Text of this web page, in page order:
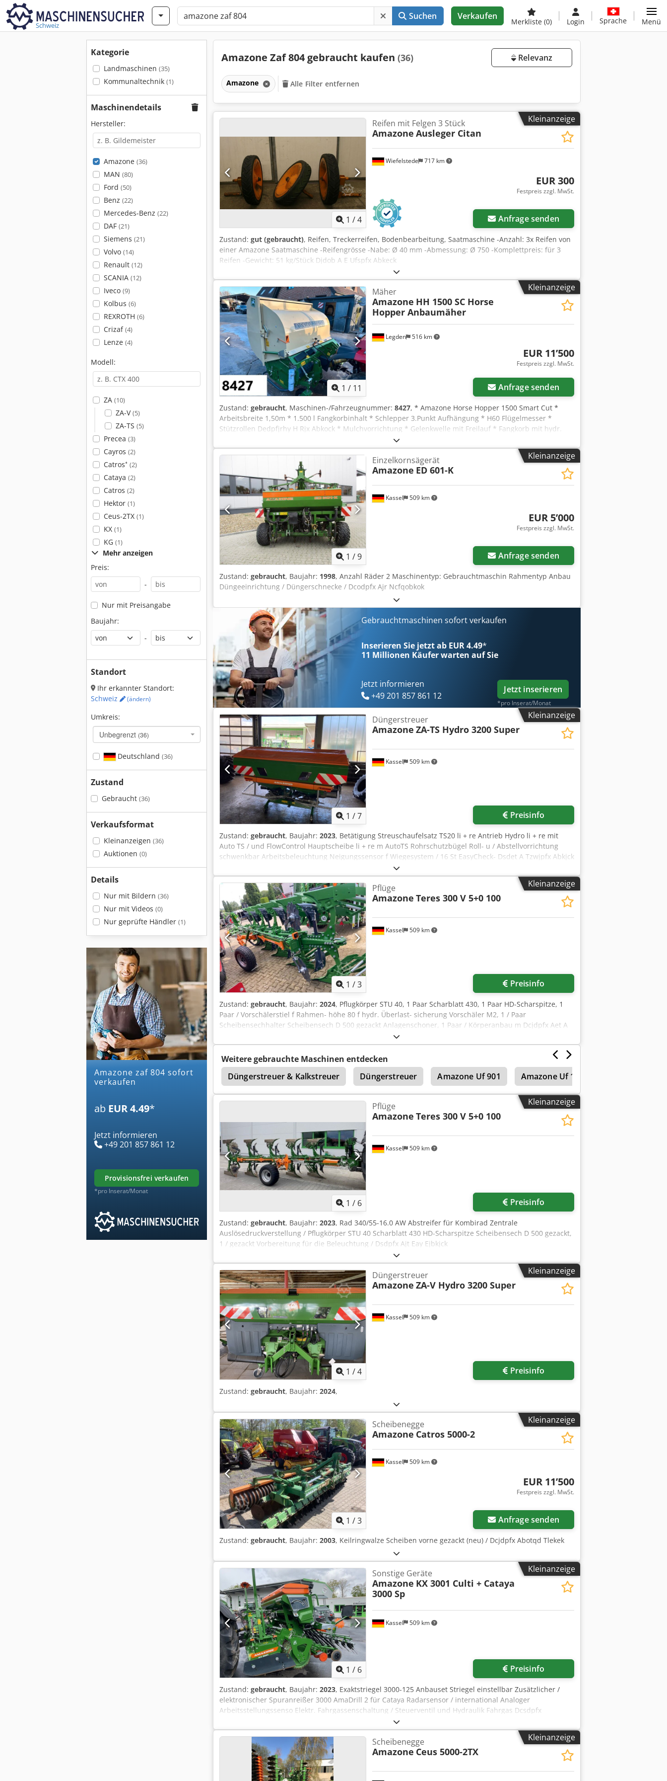
Schweiz
Suchen Verkaufen
Merkliste (0) Login Sprache Menü
Kategorie
Landmaschinen (35)
Kommunaltechnik (1)
Maschinendetails
Hersteller:
Amazone (36)
MAN (80)
Ford (50)
Benz (22)
Mercedes-Benz (22)
DAF (21)
Siemens (21)
Volvo (14)
Renault (12)
SCANIA (12)
Iveco (9)
Kolbus (6)
REXROTH (6)
Crizaf(4)
Lenze (4)
Modell:
ZA (10)
ZA-V(5)
ZA-TS (5)
Precea (3)
Cayros (2)
Catros⁺ (2)
Cataya (2)
Catros (2)
Hektor (1)
Ceus-2TX (1)
KX (1)
KG (1)
Mehr anzeigen
Preis:
-
Nur mit Preisangabe
Baujahr:
-
Standort
Ihr erkannter Standort:
Schweiz
(ändern)
Umkreis:
Unbegrenzt (36)
Deutschland (36)
Zustand
Gebraucht (36)
Verkaufsformat
Kleinanzeigen (36)
Auktionen (0)
Details
Nur mit Bildern (36)
Nur mit Videos (0)
Nur geprüfte Händler (1)
amazone zaf 804 sofort
verkaufen
ab EUR 4.49*
Jetzt informieren
+49 201 857 861 12
provisionsfrei verkaufen
*pro Inserat/Monat
Amazone Zaf 804 gebraucht kaufen (36) Relevanz
Amazone Alle Filter entfernen
Kleinanzeige
1 /4
Wiefelstede 717 km
Reifen mit Felgen 3 Stück
Amazone Ausleger Citan
EUR 300
Festpreis zzgl. MwSt.
Anfrage senden
Zustand: gut (gebraucht), Reifen, Treckerreifen, Bodenbearbeitung, Saatmaschine -Anzahl: 3x Reifen von
einer Amazone Saatmaschine -Reifengrösse -Nabe: Ø 40 mm -Abmessung: Ø 750 -Komplettpreis: für 3
Reifen -Gewicht: 51 kg/Stück Djdob A E Ufspfx Abkeck
Kleinanzeige
1 / 11
Legden 516 km
Mäher
Amazone HH 1500 SC Horse
Hopper Anbaumäher
EUR 11’500
Festpreis zzgl. MwSt.
Anfrage senden
Zustand: gebraucht, Maschinen-/Fahrzeugnummer: 8427, * Amazone Horse Hopper 1500 Smart Cut *
Arbeitsbreite 1,50m * 1.500 l Fangkorbinhalt * Schlepper 3.Punkt Aufhängung * H60 Flügelmesser *
Stützrollen Dedpfjrhy H Rjx Abkock * Mulchvorrichtung * Gelenkwelle mit Freilauf * Fangkorb mit hydr.
Bodenentleerung * Rotationsgeschwindigkeit 2650 U/min. * Füllstandanzeige -----Interne
Fahrzeugnummer: 8427 WhatsApp-Support verfügbar! Bei Fragen zum Fahrzeug oder für weitere Infos
schreiben Sie uns gerne bequem per WhatsApp Whatsapp Whatsapp ----Irrtümer & Zwischenverkauf
Kleinanzeige
1 /9
Kassel 509 km
Einzelkornsägerät
Amazone ED 601-K
EUR 5’000
Festpreis zzgl. MwSt.
Anfrage senden
Zustand: gebraucht, Baujahr: 1998, Anzahl Räder 2 Maschinentyp: Gebrauchtmaschin Rahmentyp Anbau
Düngeeinrichtung / Düngerschnecke / Dcodpfx Ajr Ncfqobkok
Gebrauchtmaschinen sofort verkaufen
Inserieren Sie jetzt ab EUR 4.49*
11 Millionen Käufer warten auf Sie
Jetzt informieren
+49 201 857 861 12
Jetzt inserieren
*pro Inserat/Monat
Kleinanzeige
1 /7
Kassel 509 km
Düngerstreuer
Amazone ZA-TS Hydro 3200 Super
Preisinfo
Zustand: gebraucht, Baujahr: 2023, Betätigung Streuschaufelsatz TS20 li + re Antrieb Hydro li + re mit
Auto TS / und FlowControl Hauptscheibe li + re m AutoTS Rohrschutzbügel Roll- u / Abstellvorrichtung
schwenkbar Arbeitsbeleuchtung Neigungssensor f Wiegesystem / 16 St EasyCheck- Dsdet A Tzwjpfx Abkjck
Kleinanzeige
1 /3
Kassel 509 km
Pflüge
Amazone Teres 300 V 5+0 100
Preisinfo
Zustand: gebraucht, Baujahr: 2024, Pflugkörper STU 40, 1 Paar Scharblatt 430, 1 Paar HD-Scharspitze, 1
Paar / Vorschälerstiel f Rahmen- höhe 80 f hydr. Überlast- sicherung Vorschäler M2, 1 / Paar
Scheibensechhalter Scheibensech D 500 gezackt Anlagenschoner, 1 Paar / Körperanbau m Dcjdpfx Aet A
Weitere gebrauchte Maschinen entdecken
Düngerstreuer & Kalkstreuer
Düngerstreuer Amazone Uf 901 Amazone Uf 1501
Amazone Uf 1501 Amazone Uf 1201
Kleinanzeige
1 / 6
Kassel 509 km
Pflüge
Amazone Teres 300 V 5+0 100
Preisinfo
Zustand: gebraucht, Baujahr: 2023, Rad 340/55-16.0 AW Abstreifer für Kombirad Zentrale
Auslösedruckverstellung / Pflugkörper STU 40 Scharblatt 430 HD-Scharspitze Scheibensech D 500 gezackt,
1 / gezackt Vorbereitung für die Beleuchtung / Dsdpfx Ajt Eay Ejbkjck
Kleinanzeige
1 /4
Kassel 509 km
Düngerstreuer
Amazone ZA-V Hydro 3200 Super
Preisinfo
Zustand: gebraucht, Baujahr: 2024,
Kleinanzeige
1 /3
Kassel 509 km
Scheibenegge
Amazone Catros 5000-2
EUR 11’500
Festpreis zzgl. MwSt.
Anfrage senden
Zustand: gebraucht, Baujahr: 2003, Keilringwalze Scheiben vorne gezackt (neu) / Dcjdpfx Abotqd Tlekek
Kleinanzeige
1 / 6
Kassel 509 km
Sonstige Geräte
Amazone KX 3001 Culti + Cataya
3000 Sp
Preisinfo
Zustand: gebraucht, Baujahr: 2023, Exaktstriegel 3000-125 Anbauset Striegel einstellbar Zusätzlicher /
elektronischer Spuranreißer 3000 AmaDrill 2 für Cataya Radarsensor / international Analoger
Arbeitsstellungssenso Elektr. Fahrgassenschaltung / Steuerventil und Hydraulik Fahrgas Dcsdpfx
Kleinanzeige
Scheibenegge
Amazone Ceus 5000-2TX